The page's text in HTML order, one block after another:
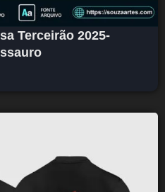
Terceirão 2025-